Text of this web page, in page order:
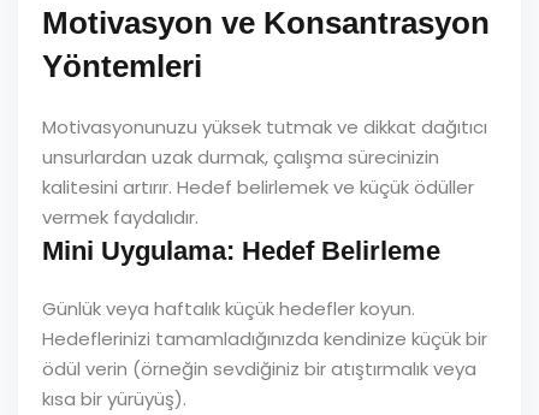
Motivasyon ve Konsantrasyon
Yöntemleri
Motivasyonunuzu yüksek tutmak ve dikkat dağıtıcı
unsurlardan uzak durmak, çalışma sürecinizin
kalitesini artırır. Hedef belirlemek ve küçük ödüller
vermek faydalıdır.
Mini Uygulama: Hedef Belirleme
Günlük veya haftalık küçük hedefler koyun.
Hedeflerinizi tamamladığınızda kendinize küçük bir
ödül verin (örneğin sevdiğiniz bir atıştırmalık veya
kısa bir yürüyüş).